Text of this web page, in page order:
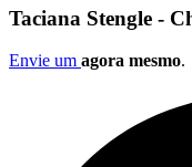
Taciana Stengle -
Envie um agora mesmo.